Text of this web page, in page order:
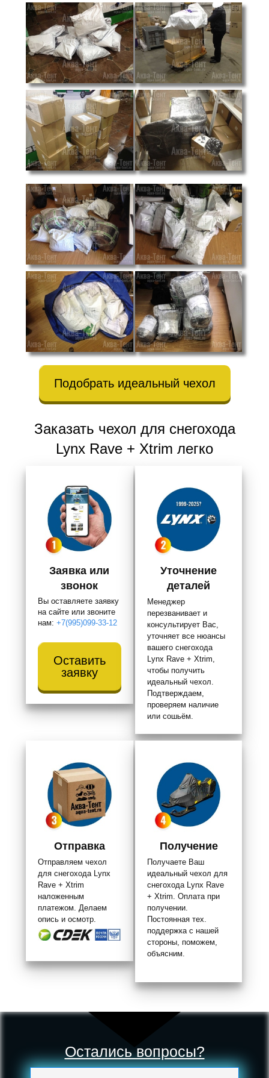
Подобрать идеальный чехол
Заказать чехол для снегохода
Lynx Rave + Xtrim легко
Заявка или
звонок
Вы оставляете заявку
на сайте или звоните
нам:+7(995)099-33-12
Оставить
заявку
Уточнение
деталей
Менеджер
перезванивает и
консультирует Вас,
уточняет все нюансы
вашего снегохода
Lynx Rave + Xtrim,
чтобы получить
идеальный чехол.
Подтверждаем,
проверяем наличие
или сошьём.
Отправка
Отправляем чехол
для снегохода Lynx
Rave + Xtrim
наложенным
платежом. Делаем
опись и осмотр.
Получение
Получаете Ваш
идеальный чехол для
снегохода Lynx Rave
+ Xtrim. Оплата при
получении.
Постоянная тех.
поддержка с нашей
стороны, поможем,
объясним.
Остались вопросы?